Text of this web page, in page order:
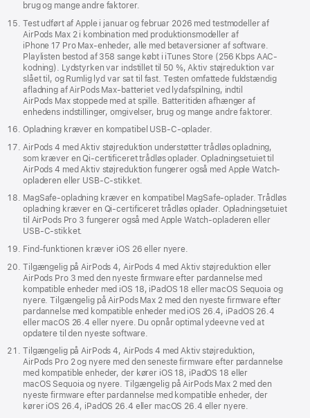
brug og mange andre faktorer.
Test udført af Apple i januar og februar 2026 med testmodeller af
AirPods Max 2 i kombination med produktionsmodeller af
iPhone 17 Pro Max-enheder, alle med betaversioner af software.
Playlisten bestod af 358 sange købt i iTunes Store (256 Kbps AAC-
kodning). Lydstyrken var indstillet til 50 %, Aktiv støjreduktion var
slået til, og Rumlig lyd var sat til fast. Testen omfattede fuldstændig
afladning af AirPods Max-batteriet ved lydafspilning, indtil
AirPods Max stoppede med at spille. Batteritiden afhænger af
enhedens indstillinger, omgivelser, brug og mange andre faktorer.
Opladning kræver en kompatibel USB-C-oplader.
AirPods 4 med Aktiv støjreduktion understøtter trådløs opladning,
som kræver en Qi-certificeret trådløs oplader. Opladningsetuiet til
AirPods 4 med Aktiv støjreduktion fungerer også med Apple Watch-
opladeren eller USB‑C-stikket.
MagSafe-opladning kræver en kompatibel MagSafe-oplader. Trådløs
opladning kræver en Qi-certificeret trådløs oplader. Opladningsetuiet
til AirPods Pro 3 fungerer også med Apple Watch-opladeren eller
USB‑C-stikket.
Find-funktionen kræver iOS 26 eller nyere.
Tilgængelig på AirPods 4, AirPods 4 med Aktiv støjreduktion eller
AirPods Pro 3 med den nyeste firmware efter pardannelse med
kompatible enheder med iOS 18, iPadOS 18 eller macOS Sequoia og
nyere. Tilgængelig på AirPods Max 2 med den nyeste firmware efter
pardannelse med kompatible enheder med iOS 26.4, iPadOS 26.4
eller macOS 26.4 eller nyere. Du opnår optimal ydeevne ved at
opdatere til den nyeste software.
Tilgængelig på AirPods 4, AirPods 4 med Aktiv støjreduktion,
AirPods Pro 2 og nyere med den seneste firmware efter pardannelse
med kompatible enheder, der kører iOS 18, iPadOS 18 eller
macOS Sequoia og nyere. Tilgængelig på AirPods Max 2 med den
nyeste firmware efter pardannelse med kompatible enheder, der
kører iOS 26.4, iPadOS 26.4 eller macOS 26.4 eller nyere.